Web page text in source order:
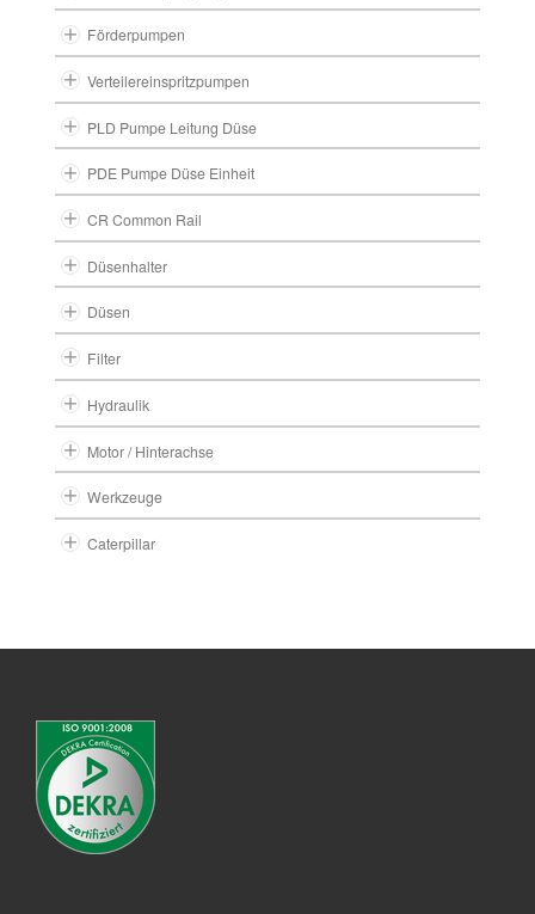
Förderpumpen
Verteilereinspritzpumpen
PLD Pumpe Leitung Düse
PDE Pumpe Düse Einheit
CR Common Rail
Düsenhalter
Düsen
Filter
Hydraulik
Motor / Hinterachse
Werkzeuge
Caterpillar